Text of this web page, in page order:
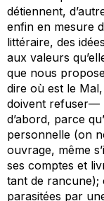
détiennent,
enfin en mesure
littéraire, des
aux valeurs
que nous
dire où est le
doivent refuser—
d’abord, parce
personnelle (on
ouvrage, même
ses comptes et
tant de rancune);
parasitées par